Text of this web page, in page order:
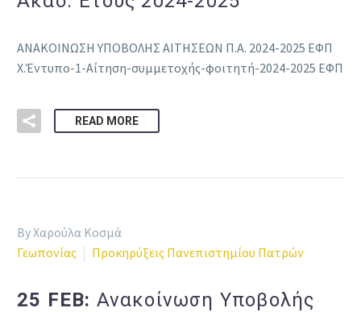
ΑΝΑΚΟΙΝΩΣΗ ΥΠΟΒΟΛΗΣ ΑΙΤΗΣΕΩΝ Π.Α. 2024-2025 ΕΦΠ
Χ.Έντυπο-1-Αίτηση-συμμετοχής-φοιτητή-2024-2025 ΕΦΠ
READ MORE
By Χαρούλα Κοσμά
Γεωπονίας
Προκηρύξεις Πανεπιστημίου Πατρών
25 FEB: Ανακοίνωση Υποβολής